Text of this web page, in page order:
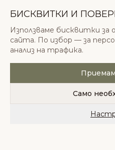
sales@odonatacosmetics.com
Нед: 11:00 – 18:00
© 2026 Одоната
запазени.
Политика за
БИСКВИТКИ И
Използваме бисквитки за
сайта. По избор — за
анализ на трафика.
Само